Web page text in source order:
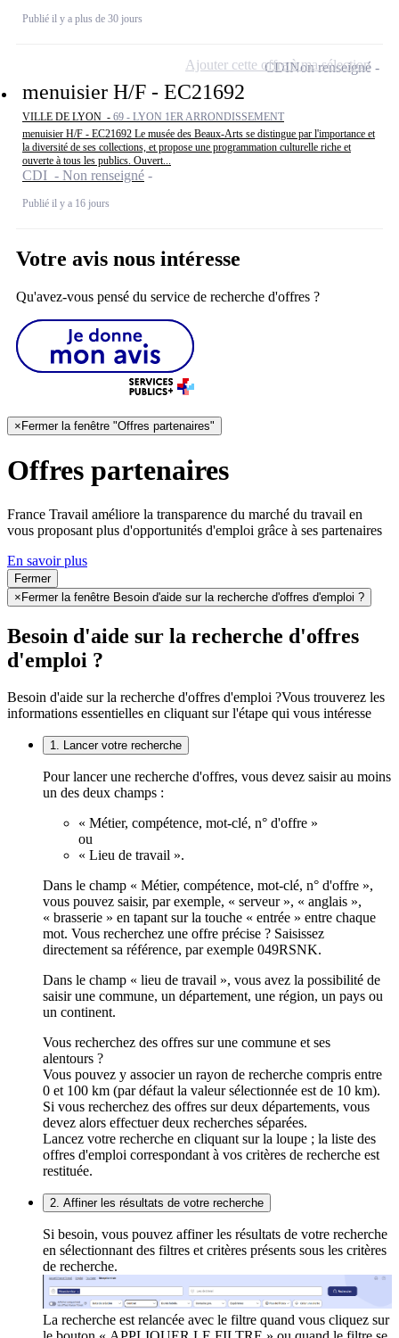
Publié il y a plus de 30 jours
menuisier H/F - EC21692
VILLE DE LYON - 69 - LYON 1ER ARRONDISSEMENT
menuisier H/F - EC21692 Le musée des Beaux-Arts se distingue par l'importance et
la diversité de ses collections, et propose une programmation culturelle riche et
ouverte à tous les publics. Ouvert...
CDI - Non renseigné
Publié il y a 16 jours
CDINon renseigné
Ajouter cette offre à ma sélection
Votre avis nous intéresse
Qu'avez-vous pensé du service de recherche d'offres ?
× Fermer la fenêtre "Offres partenaires"
Offres partenaires
France Travail améliore la transparence du marché du travail en
vous proposant plus d'opportunités d'emploi grâce à ses partenaires
En savoir plus
Fermer
×Fermer la fenêtre Besoin d'aide sur la recherche d'offres d'emploi ?
Besoin d'aide sur la recherche d'offres
d'emploi ?
Besoin d'aide sur la recherche d'offres d'emploi ?Vous trouverez les
informations essentielles en cliquant sur l'étape qui vous intéresse
1. Lancer votre recherche
Pour lancer une recherche d'offres, vous devez saisir au moins
un des deux champs :
« Métier, compétence, mot-clé, n° d'offre »
ou
« Lieu de travail ».
Dans le champ « Métier, compétence, mot-clé, n° d'offre »,
vous pouvez saisir, par exemple, « serveur », « anglais »,
« brasserie » en tapant sur la touche « entrée » entre chaque
mot. Vous recherchez une offre précise ? Saisissez
directement sa référence, par exemple 049RSNK.
Dans le champ « lieu de travail », vous avez la possibilité de
saisir une commune, un département, une région, un pays ou
un continent.
Vous recherchez des offres sur une commune et ses
alentours ?
Vous pouvez y associer un rayon de recherche compris entre
0 et 100 km (par défaut la valeur sélectionnée est de 10 km).
Si vous recherchez des offres sur deux départements, vous
devez alors effectuer deux recherches séparées.
Lancez votre recherche en cliquant sur la loupe ; la liste des
offres d'emploi correspondant à vos critères de recherche est
restituée.
2. Affiner les résultats de votre recherche
Si besoin, vous pouvez affiner les résultats de votre recherche
en sélectionnant des filtres et critères présents sous les critères
de recherche.
La recherche est relancée avec le filtre quand vous cliquez sur